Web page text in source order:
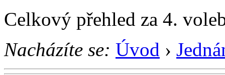
Celkový přehled za 4.
Nacházíte se: Úvod ›